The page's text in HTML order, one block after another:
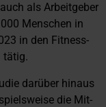
als Arbeitgeber
Menschen in
in den Fitness-
tätig.
darüber hinaus
die Mit-